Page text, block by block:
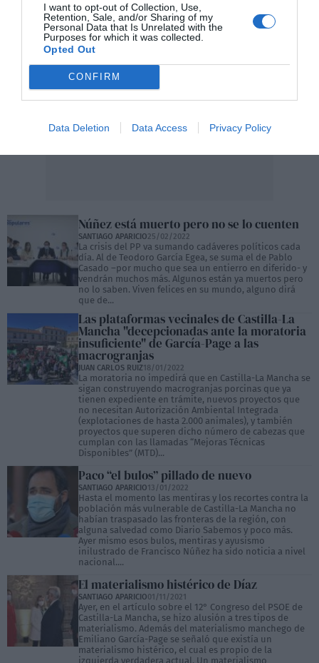
I want to opt-out of Collection, Use,
Retention, Sale, and/or Sharing of my
Personal Data that Is Unrelated with the
Purposes for which it was collected.
Opted Out
CONFIRM
Data Deletion Data Access Privacy Policy
Núñez está muerto pero no se lo cuenten
SANTIAGO APARICIO25/02/2022
La crisis del PP va sumando cadáveres políticos cada
día. Al de Teodoro García Egea, se suma el de Pablo
Casado –por mucho que sea un entierro en diferido- y
vendrán muchos más. Algunos están ya muertos pero
no lo saben. Viven felices en su mundo, alguno dirá
que de...
Las plataformas vecinales de Castilla-La
Mancha "decepcionadas ante la moratoria
insuficiente" de García-Page a las
macrogranjas
JUAN CARLOS RUIZ18/01/2022
La moratoria no impedirá que en Castilla-La Mancha se
sigan construyendo macrogranjas porcinas que ya
tienen expediente en trámite, nuevos proyectos que
no necesitan Autorización Ambiental Integrada
(explotaciones de hasta 2.000 animales), y también
proyectos que superen dicho número de cabezas que
cumplan con las llamadas “Mejoras Técnicas
Disponibles” (MTD)...
Paco “el bulos” pillado de nuevo
SANTIAGO APARICIO13/01/2022
Hasta el momento las mentiras y los recortes contra la
población más vulnerable de Castilla-La Mancha no
habían traspasado las fronteras de la región, con
alguna salvedad como Diario Sabemos y poco más.
Ayer mismo esos bulos, mentiras y ayusismo
inilustrado de Francisco Núñez ha sido noticia a nivel
nacional....
El materialismo histérico de Díaz
SANTIAGO APARICIO01/11/2021
Ayer, en el artículo sobre el 12° Congreso del PSOE de
Castilla-La Mancha, se hizo alusión a tres tipos de
materialismo. Además del materialismo manchego de
Emiliano García-Page se señaló que existía un
materialismo histérico, el cual es propio de la
izquierda verdadera actual. Un materialismo